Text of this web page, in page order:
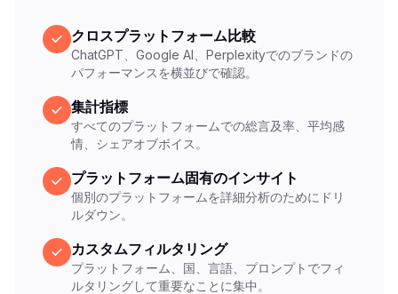
クロスプラットフォーム比較
ChatGPT、Google AI、Perplexityでのブランドの
パフォーマンスを横並びで確認。
集計指標
すべてのプラットフォームでの総言及率、平均感
情、シェアオブボイス。
プラットフォーム固有のインサイト
個別のプラットフォームを詳細分析のためにドリ
ルダウン。
カスタムフィルタリング
プラットフォーム、国、言語、プロンプトでフィ
ルタリングして重要なことに集中。